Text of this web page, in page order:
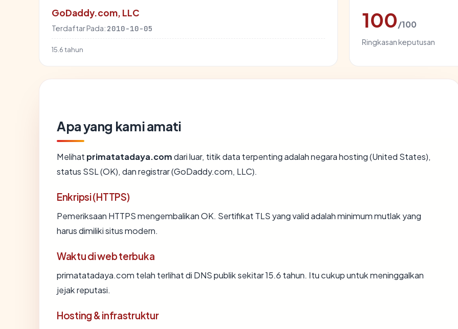
GoDaddy.com, LLC
Terdaftar Pada: 2010-10-05
15.6 tahun
100/100
Ringkasan keputusan
Apa yang kami amati
Melihat primatatadaya.comdari luar, titik data terpenting adalah negara hosting (United States),
status SSL (OK), dan registrar (GoDaddy.com, LLC).
Enkripsi (HTTPS)
Pemeriksaan HTTPS mengembalikan OK. Sertifikat TLS yang valid adalah minimum mutlak yang
harus dimiliki situs modern.
Waktu di web terbuka
primatatadaya.com telah terlihat di DNS publik sekitar 15.6 tahun. Itu cukup untuk meninggalkan
jejak reputasi.
Hosting & infrastruktur